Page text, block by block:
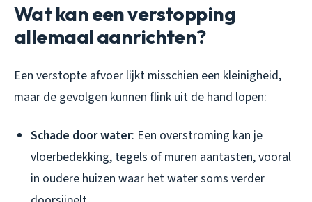
Wat kan een verstopping
allemaal aanrichten?
Een verstopte afvoer lijkt misschien een kleinigheid,
maar de gevolgen kunnen flink uit de hand lopen:
Schade door water: Een overstroming kan je
vloerbedekking, tegels of muren aantasten, vooral
in oudere huizen waar het water soms verder